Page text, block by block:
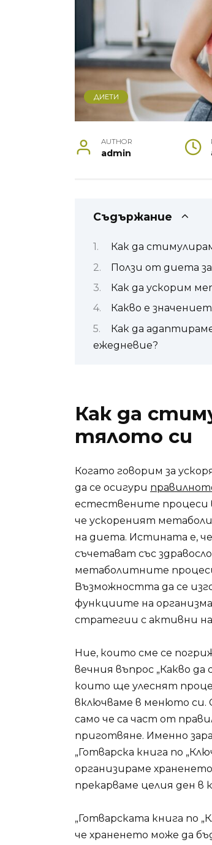
ДИЕТИ
AUTHOR
admin
Съдържание
Как да
Ползи от диета
Как да ускорим
Какво е
Как да
ежедневие?
Как да
тялото си
Когато говорим за
да се осигури
естествените процеси
че ускореният
на диета. Истината е,
съчетават със
метаболитните
Възможността да се
функциите на
стратегии с активни
Ние, които сме се
вечния въпрос „Какво
които ще улеснят
включваме в менюто си.
само че са част от
приготвяне. Именно
„Готварска книга по
организираме
прекарваме целия ден в
„Готварската книга по
че храненето може да